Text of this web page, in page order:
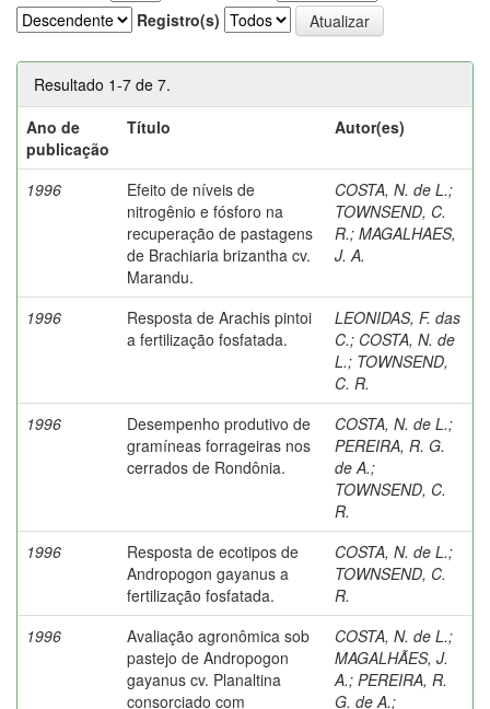
Registro(s)
Resultado 1-7 de 7.
Ano de
publicação
Título Autor(es)
1996
Efeito de níveis de
nitrogênio e fósforo na
recuperação de pastagens
de Brachiaria brizantha cv.
Marandu.
COSTA, N. de L.;
TOWNSEND, C.
R.; MAGALHAES,
J. A.
1996
Resposta de Arachis pintoi
a fertilização fosfatada.
LEONIDAS, F. das
C.; COSTA, N. de
L.; TOWNSEND,
C. R.
1996
Desempenho produtivo de
gramíneas forrageiras nos
cerrados de Rondônia.
COSTA, N. de L.;
PEREIRA, R. G.
de A.;
TOWNSEND, C.
R.
1996
Resposta de ecotipos de
Andropogon gayanus a
fertilização fosfatada.
COSTA, N. de L.;
TOWNSEND, C.
R.
1996
Avaliação agronômica sob
pastejo de Andropogon
gayanus cv. Planaltina
consorciado com
COSTA, N. de L.;
MAGALHÃES, J.
A.; PEREIRA, R.
G. de A.;